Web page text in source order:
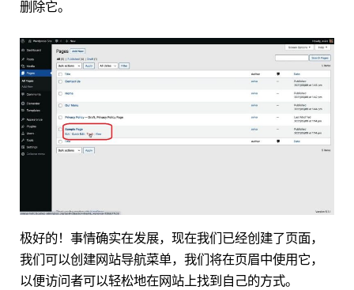
删除它。
极好的！事情确实在发展，现在我们已经创建了页面，
我们可以创建网站导航菜单，我们将在页眉中使用它，
以便访问者可以轻松地在网站上找到自己的方式。